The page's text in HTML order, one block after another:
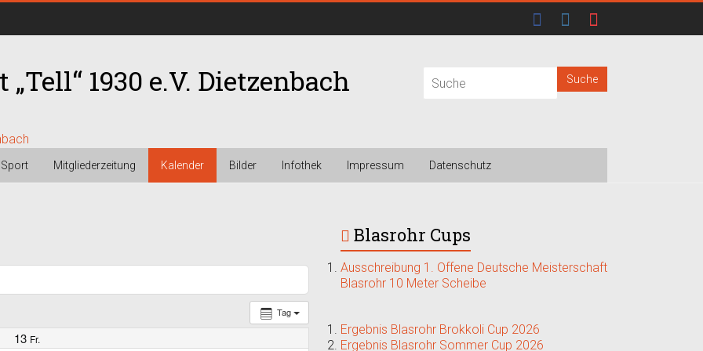
1930 e.V. Dietzenbach
Sport Mitgliederzeitung Kalender Bilder Infothek Impressum Datenschutz
Tag
13 Fr.
Blasrohr Cups
Ausschreibung 1. Offene Deutsche Meisterschaft
Blasrohr 10 Meter Scheibe
Ergebnis Blasrohr Brokkoli Cup 2026
Ergebnis Blasrohr Sommer Cup 2026